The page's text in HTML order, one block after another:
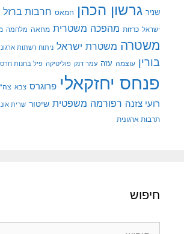
שניר גרשון הכהן חמאס חרבות ברזל
ישראל כרזות מהפכה משטרית מחאה מלחמה
משטרה משטרת ישראל ניתוח רשתות
בורין עוצמה עזה עמר דנק פוליטיקה פיל בחנות
פנחס יחזקאלי פרוגרס צבא
רועי צזנה רפורמה משפטית שיטור שרית
תרבות ארגונית
חיפוש